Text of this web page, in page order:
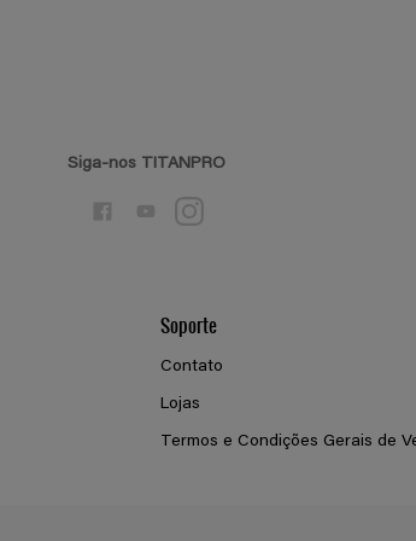
Siga-nos TITANPRO
Soporte
Contato
Lojas
Termos e Condições Gerais de